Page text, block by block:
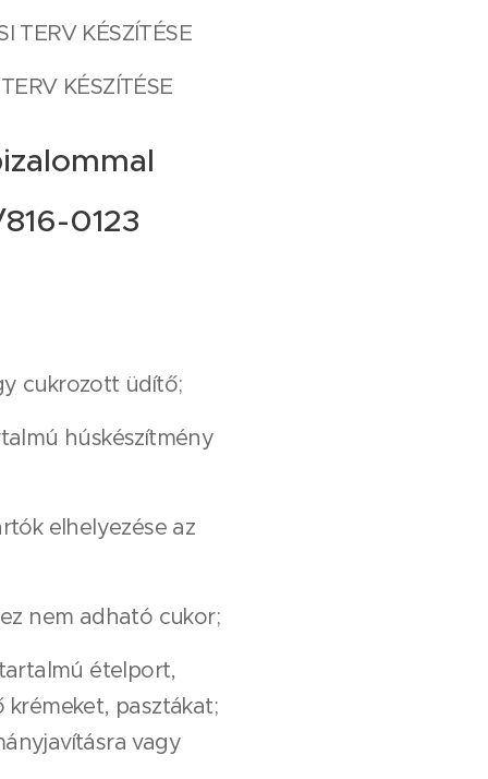
TERV KÉSZÍTÉSE
KÉSZÍTÉSE
0123
cukrozott üdítő;
húskészítmény
elhelyezése az
nem adható cukor;
ételport,
krémeket, pasztákat;
vagy